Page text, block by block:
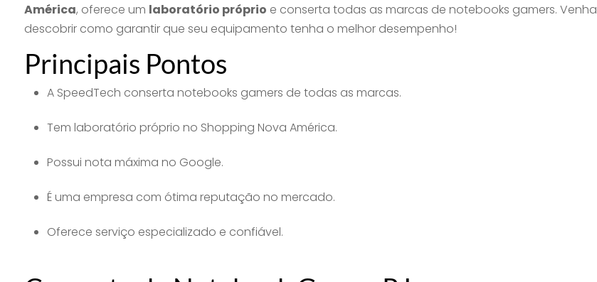
América, oferece um laboratório próprio e conserta todas as marcas de notebooks gamers. Venha
descobrir como garantir que seu equipamento tenha o melhor desempenho!
Principais Pontos
A SpeedTech conserta notebooks gamers de todas as marcas.
Tem laboratório próprio no Shopping Nova América.
Possui nota máxima no Google.
É uma empresa com ótima reputação no mercado.
Oferece serviço especializado e confiável.